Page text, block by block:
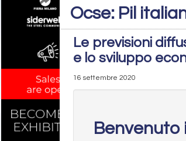
Ocse: Pil
Le previsioni
e lo sviluppo
16 settembre 2020
Benvenuto